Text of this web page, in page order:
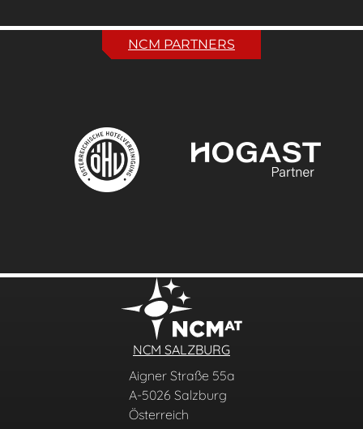
NCM PARTNERS
NCM SALZBURG
Aigner Straße 55a
A-5026 Salzburg
Österreich